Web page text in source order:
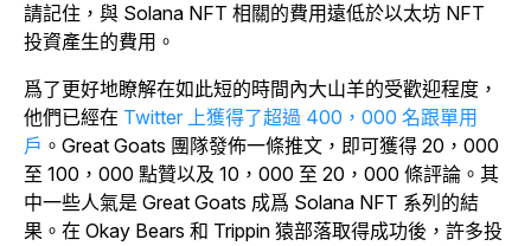
請記住，與 Solana NFT 相關的費用遠低於以太坊 NFT
投資產生的費用。
爲了更好地瞭解在如此短的時間內大山羊的受歡迎程度，
他們已經在 Twitter 上獲得了超過 400，000 名跟單用
戶 。Great Goats 團隊發佈一條推文，即可獲得 20，000
至 100，000 點贊以及 10，000 至 20，000 條評論。其
中一些人氣是 Great Goats 成爲 Solana NFT 系列的結
果。在 Okay Bears 和 Trippin 猿部落取得成功後，許多投